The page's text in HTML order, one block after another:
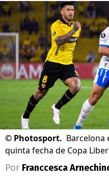
© Photosport. Barcelona
quinta fecha de Copa
Por Franccesca